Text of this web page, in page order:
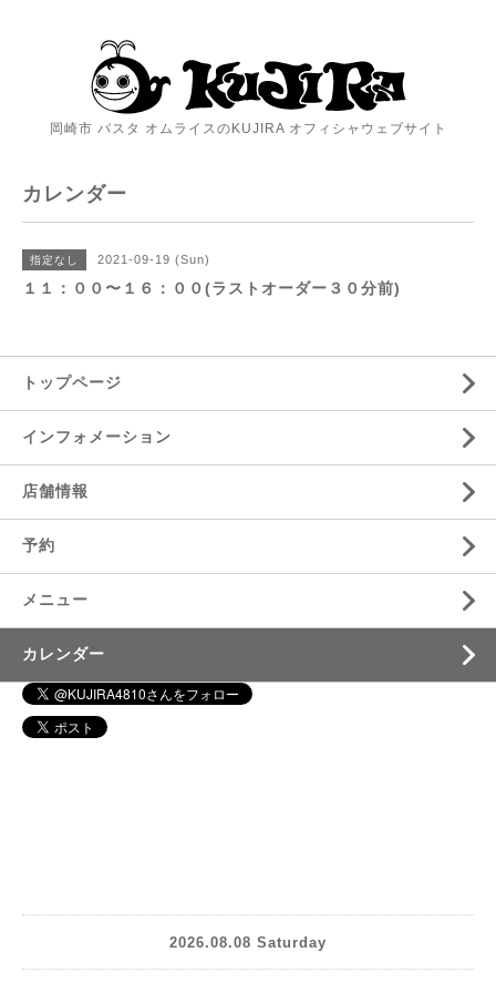
岡崎市 パスタ オムライスのKUJIRA オフィシャウェブサイト
カレンダー
指定なし 2021-09-19 (Sun)
１１：００〜１６：００(ラストオーダー３０分前)
トップページ
インフォメーション
店舗情報
予約
メニュー
カレンダー
2026.08.08 Saturday